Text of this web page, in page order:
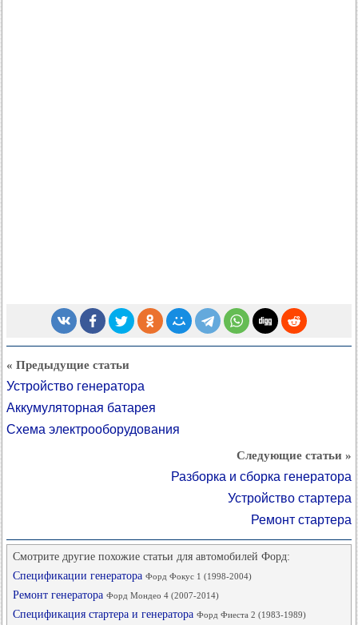
« Предыдущие статьи
Устройство генератора
Аккумуляторная батарея
Схема электрооборудования
Следующие статьи »
Разборка и сборка генератора
Устройство стартера
Ремонт стартера
Смотрите другие похожие статьи для автомобилей Форд:
Спецификации генератора Форд Фокус 1 (1998-2004)
Ремонт генератора Форд Мондео 4 (2007-2014)
Спецификация стартера и генератора Форд Фиеста 2 (1983-1989)